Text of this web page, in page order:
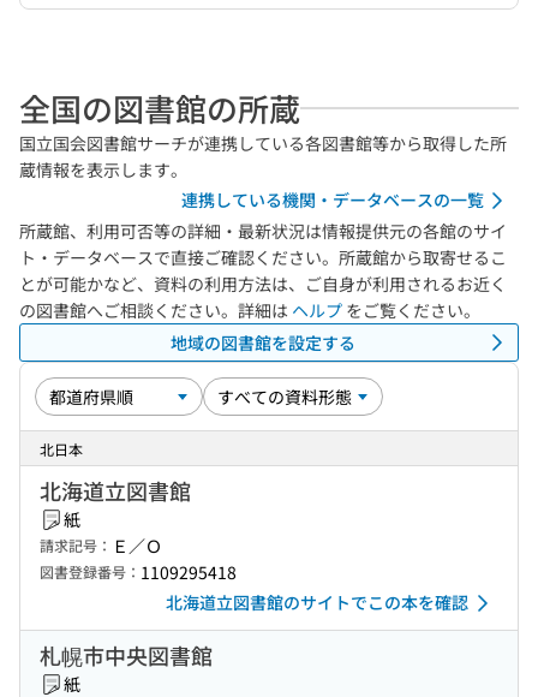
全国の図書館の所蔵
国立国会図書館サーチが連携している各図書館等から取得した所
蔵情報を表示します。
連携している機関・データベースの一覧
所蔵館、利用可否等の詳細・最新状況は情報提供元の各館のサイ
ト・データベースで直接ご確認ください。所蔵館から取寄せるこ
とが可能かなど、資料の利用方法は、ご自身が利用されるお近く
の図書館へご相談ください。詳細は ヘルプ をご覧ください。
地域の図書館を設定する
北日本
北海道立図書館
紙
請求記号： Ｅ／Ｏ
図書登録番号： 1109295418
北海道立図書館のサイトでこの本を確認
札幌市中央図書館
紙